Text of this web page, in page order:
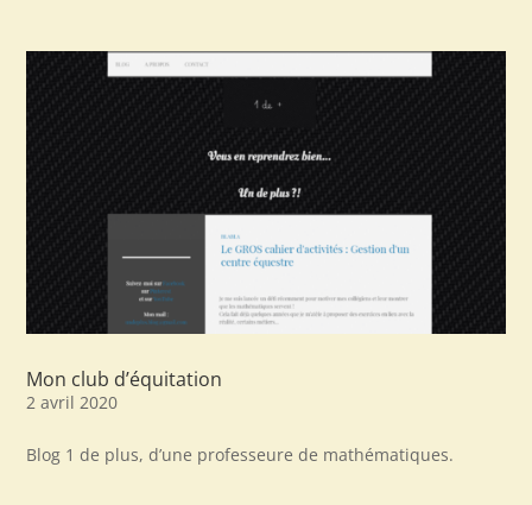
Mon club d’équitation
2 avril 2020
Blog 1 de plus, d’une professeure de mathématiques.